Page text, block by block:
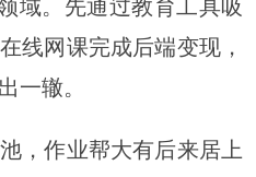
域。先通过教育工具吸
线网课完成后端变现，
一辙。
，作业帮大有后来居上